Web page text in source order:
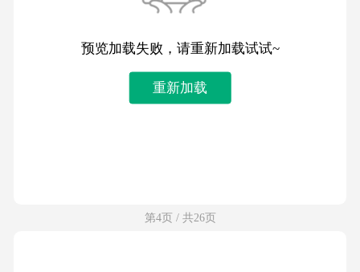
预览加载失败，请重新加载试试~
重新加载
第4页 / 共26页